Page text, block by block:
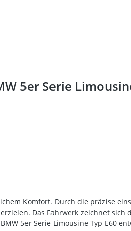
5er Serie
Komfort. Durch die präzise
Das Fahrwerk zeichnet sich
5er Serie Limousine Typ E60